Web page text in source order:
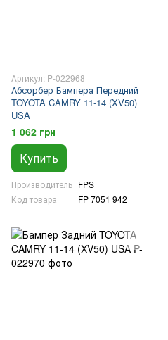
Артикул: P-022968
Абсорбер Бампера Передний
TOYOTA CAMRY 11-14 (XV50)
USA
1 062 грн
Купить
Производитель FPS
Код товара
FP 7051 942